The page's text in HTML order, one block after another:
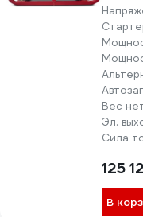
Вес
Эл.
Сила
125
В